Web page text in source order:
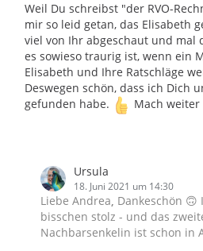
Weil Du schreibst "der RVO-
mir so leid getan, das Elisabeth
viel von Ihr abgeschaut und mal
es sowieso traurig ist, wenn ein
Elisabeth und Ihre Ratschläge
Deswegen schön, dass ich Dich
gefunden habe.
Mach weiter
Ursula
18. Juni 2021 um 14:30
Liebe Andrea, Dankeschön
bisschen stolz - und das
Nachbarsenkelin ist schon in